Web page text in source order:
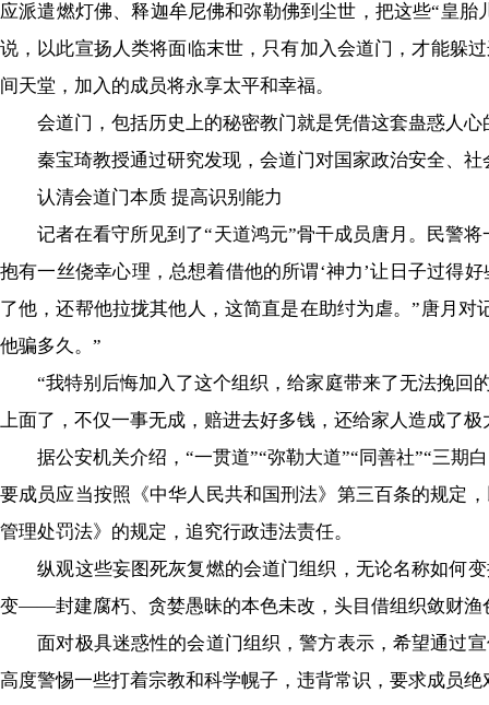
应派遣燃灯佛、释迦牟尼佛和弥勒佛到尘世，把这些“皇
说，以此宣扬人类将面临末世，只有加入会道门，才能躲
间天堂，加入的成员将永享太平和幸福。
会道门，包括历史上的秘密教门就是凭借这套蛊惑人心
秦宝琦教授通过研究发现，会道门对国家政治安全、社
认清会道门本质 提高识别能力
记者在看守所见到了“天道鸿元”骨干成员唐月。民警将
抱有一丝侥幸心理，总想着借他的所谓‘神力’让日子过得
了他，还帮他拉拢其他人，这简直是在助纣为虐。”唐月
他骗多久。”
“我特别后悔加入了这个组织，给家庭带来了无法挽回
上面了，不仅一事无成，赔进去好多钱，还给家人造成了
据公安机关介绍，“一贯道”“弥勒大道”“同善社”“三期白
要成员应当按照《中华人民共和国刑法》第三百条的规定
管理处罚法》的规定，追究行政违法责任。
纵观这些妄图死灰复燃的会道门组织，无论名称如何变
变——封建腐朽、贪婪愚昧的本色未改，头目借组织敛财渔
面对极具迷惑性的会道门组织，警方表示，希望通过宣
高度警惕一些打着宗教和科学幌子，违背常识，要求成员